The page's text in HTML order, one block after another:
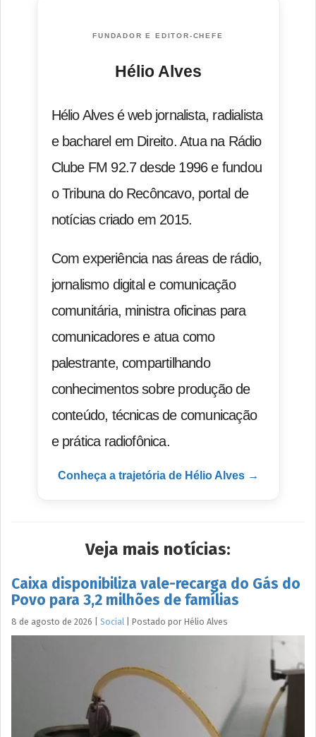
FUNDADOR E EDITOR-CHEFE
Hélio Alves
Hélio Alves é web jornalista, radialista
e bacharel em Direito. Atua na Rádio
Clube FM 92.7 desde 1996 e fundou
o Tribuna do Recôncavo, portal de
notícias criado em 2015.
Com experiência nas áreas de rádio,
jornalismo digital e comunicação
comunitária, ministra oficinas para
comunicadores e atua como
palestrante, compartilhando
conhecimentos sobre produção de
conteúdo, técnicas de comunicação
e prática radiofônica.
Conheça a trajetória de Hélio Alves →
Veja mais notícias:
Caixa disponibiliza vale-recarga do Gás do
Povo para 3,2 milhões de famílias
8 de agosto de 2026 Social Postado por Hélio Alves